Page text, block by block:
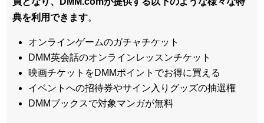
典を利用できます。
オンラインゲームのガチャチケット
DMM英会話のオンラインレッスンチケット
映画チケットをDMMポイントでお得に買える
イベントへの招待券やサイン入りグッズの抽選権
DMMブックスで対象マンガが無料